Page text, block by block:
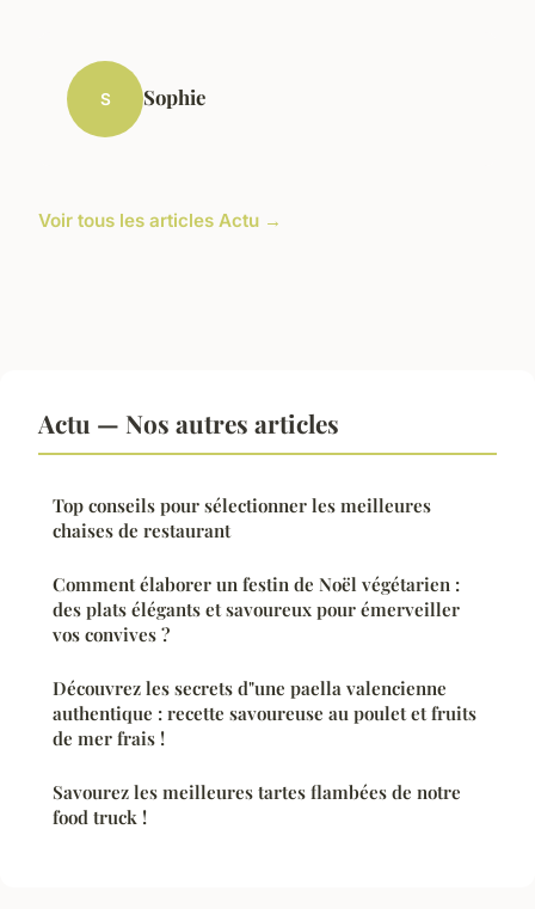
S Sophie
Voir tous les articles Actu →
Actu — Nos autres articles
Top conseils pour sélectionner les meilleures
chaises de restaurant
Comment élaborer un festin de Noël végétarien :
des plats élégants et savoureux pour émerveiller
vos convives ?
Découvrez les secrets d"une paella valencienne
authentique : recette savoureuse au poulet et fruits
de mer frais !
Savourez les meilleures tartes flambées de notre
food truck !